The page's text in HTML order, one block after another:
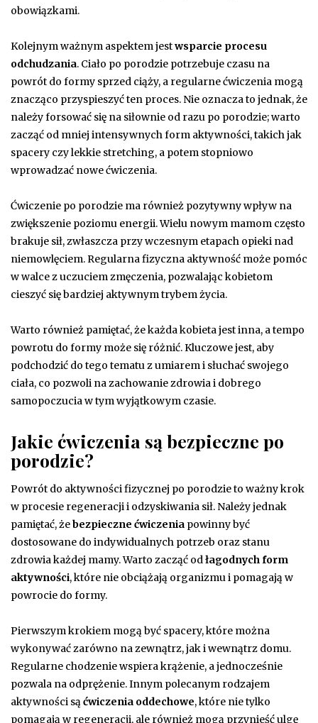
obowiązkami.
Kolejnym ważnym aspektem jestwsparcie procesu
odchudzania. Ciało po porodzie potrzebuje czasu na
powrót do formy sprzed ciąży, a regularne ćwiczenia mogą
znacząco przyspieszyć ten proces. Nie oznacza to jednak, że
należy forsować się na siłownie od razu po porodzie; warto
zacząć od mniej intensywnych form aktywności, takich jak
spacery czy lekkie stretching, a potem stopniowo
wprowadzać nowe ćwiczenia.
Ćwiczenie po porodzie ma również pozytywny wpływ na
zwiększenie poziomu energii. Wielu nowym mamom często
brakuje sił, zwłaszcza przy wczesnym etapach opieki nad
niemowlęciem. Regularna fizyczna aktywność może pomóc
w walce z uczuciem zmęczenia, pozwalając kobietom
cieszyć się bardziej aktywnym trybem życia.
Warto również pamiętać, że każda kobieta jest inna, a tempo
powrotu do formy może się różnić. Kluczowe jest, aby
podchodzić do tego tematu z umiarem i słuchać swojego
ciała, co pozwoli na zachowanie zdrowia i dobrego
samopoczucia w tym wyjątkowym czasie.
Jakie ćwiczenia są bezpieczne po
porodzie?
Powrót do aktywności fizycznej po porodzie to ważny krok
w procesie regeneracji i odzyskiwania sił. Należy jednak
pamiętać, żebezpieczne ćwiczenia powinny być
dostosowane do indywidualnych potrzeb oraz stanu
zdrowia każdej mamy. Warto zacząć odłagodnych form
aktywności, które nie obciążają organizmu i pomagają w
powrocie do formy.
Pierwszym krokiem mogą być spacery, które można
wykonywać zarówno na zewnątrz, jak i wewnątrz domu.
Regularne chodzenie wspiera krążenie, a jednocześnie
pozwala na odprężenie. Innym polecanym rodzajem
aktywności sąćwiczenia oddechowe, które nie tylko
pomagają w regeneracji, ale również mogą przynieść ulgę